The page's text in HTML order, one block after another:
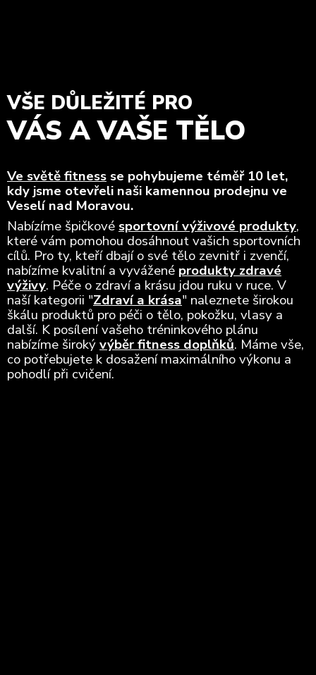
VŠE DŮLEŽITÉ PRO
VÁS A VAŠE TĚLO
Ve světě fitness se pohybujeme téměř 10 let,
kdy jsme otevřeli naši kamennou prodejnu ve
Veselí nad Moravou.
Nabízíme špičkovésportovní výživové produkty,
které vám pomohou dosáhnout vašich sportovních
cílů. Pro ty, kteří dbají o své tělo zevnitř i zvenčí,
nabízíme kvalitní a vyvážené produkty zdravé
výživy. Péče o zdraví a krásu jdou ruku v ruce. V
naší kategorii "Zdraví a krása" naleznete širokou
škálu produktů pro péči o tělo, pokožku, vlasy a
další. K posílení vašeho tréninkového plánu
nabízíme širokývýběr fitness doplňků. Máme vše,
co potřebujete k dosažení maximálního výkonu a
pohodlí při cvičení.